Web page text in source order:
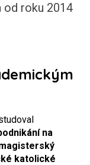
od roku 2014
na
katolické